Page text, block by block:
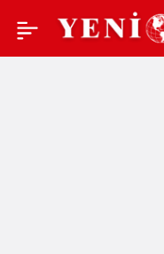
Başkan Ahmet Akın